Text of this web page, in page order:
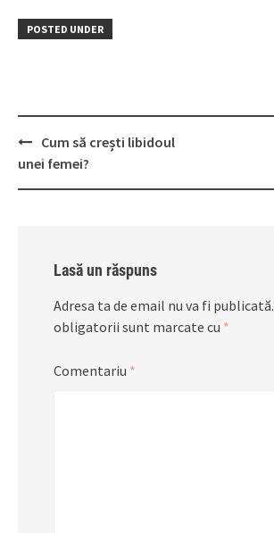
POSTED UNDER
Post
navigation
Cum să crești libidoul
unei femei?
Lasă un răspuns
Adresa ta de email nu va fi publicată.
obligatorii sunt marcate cu *
Comentariu *